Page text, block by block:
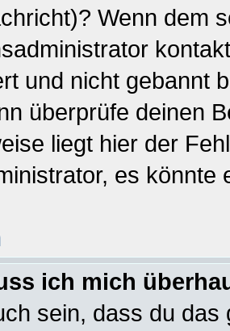
Wenn dem
und nicht gebannt
überprüfe deinen
liegt hier der
es könnte
ich mich
sein, dass du